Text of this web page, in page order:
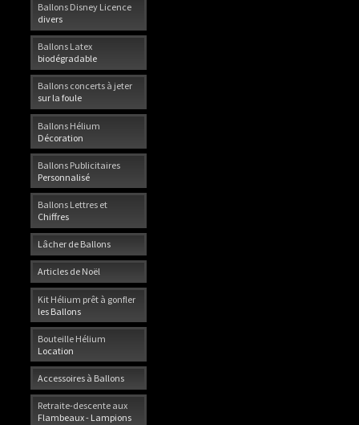
Ballons Disney Licence
divers
Ballons Latex
biodégradable
Ballons concerts à jeter
sur la foule
Ballons Hélium
Décoration
Ballons Publicitaires
Personnalisé
Ballons Lettres et
Chiffres
Lâcher de Ballons
Articles de Noël
Kit Hélium prêt à gonfler
les Ballons
Bouteille Hélium
Location
Accessoires à Ballons
Retraite-descente aux
Flambeaux - Lampions